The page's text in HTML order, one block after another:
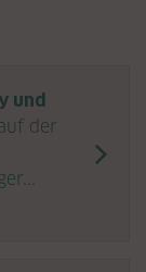
und
der